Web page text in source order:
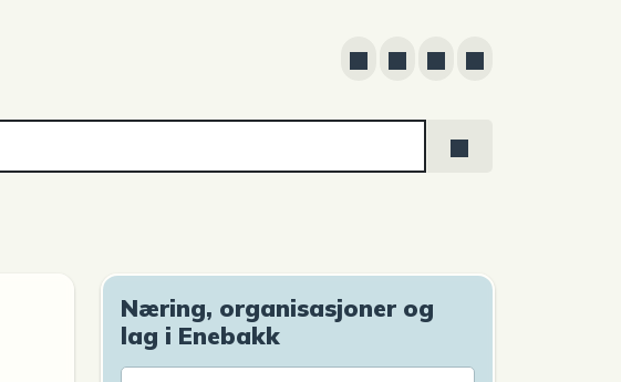
Næring, organisasjoner og
lag i Enebakk